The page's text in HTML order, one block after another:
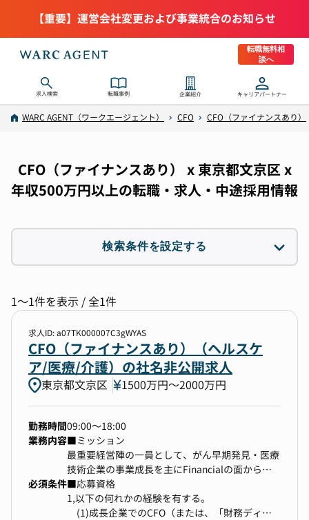
【重要】運営会社変更および事業統合のお知らせ
転職無料相
談へ
求人検索 転職事例 企業紹介 キャリアパートナー
WARC AGENT（ワークエージェント） CFO CFO（ファイナンスあり）
CFO（ファイナンスあり） x 東京都文京区 x
年収500万円以上の転職・求人・中途採用情報
検索条件を設定する
1件選択
勤務地
1件選択
年収
500万円以上〜上限なし
選択中の条件 すべてクリア
CFO（ファイナンスあり）
東京都文京区
1〜1件を表示 / 全1件
求人ID: a07TK000007C3gWYAS
CFO（ファイナンスあり）（ヘルスケ
ア/医療/介護）の社名非公開求人
東京都文京区 1500万円〜2000万円
勤務時間09:00～18:00
業務内容■ミッション
最重要経営陣の一員として、がん早期発見・医療
技術企業の事業成長を主にFinancialの面から推
進・サポートする。この役割は、将来的な株式価
値から逆算して顧客価値、事業価値創造にインパ
クトを与えられる事が求められる。また顧客価値
必須条件■応募資格
1,以下の何れかの経験を有する。
(1)成長企業でのCFO（または、「財務ディレ